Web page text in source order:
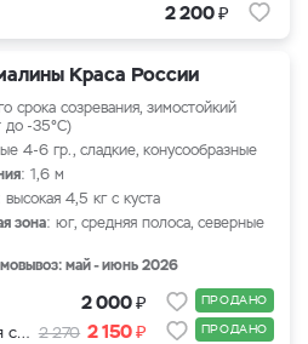
2 200₽
Краса России
срока созревания, зимостойкий
до -35°С)
4-6 гр., сладкие, конусообразные
: 1,6 м
высокая 4,5 кг с куста
зона: юг, средняя полоса, северные
май - июнь 2026
2 000₽ ПРОДАНО
5 шт + ОМК подкормка для саженцев 2 270 2 150₽ ПРОДАНО